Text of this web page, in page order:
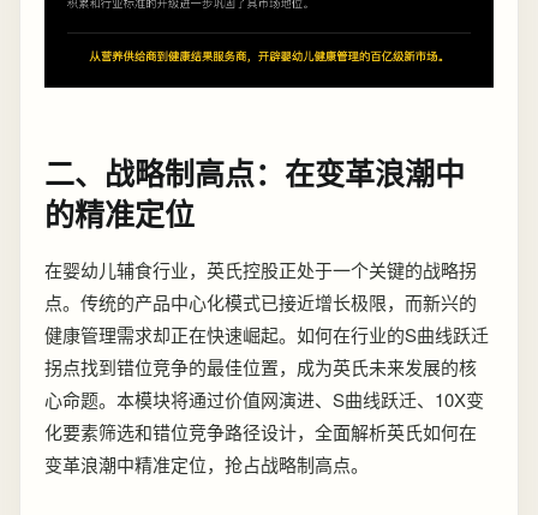
二、战略制高点：在变革浪潮中
的精准定位
在婴幼儿辅食行业，英氏控股正处于一个关键的战略拐
点。传统的产品中心化模式已接近增长极限，而新兴的
健康管理需求却正在快速崛起。如何在行业的S曲线跃迁
拐点找到错位竞争的最佳位置，成为英氏未来发展的核
心命题。本模块将通过价值网演进、S曲线跃迁、10X变
化要素筛选和错位竞争路径设计，全面解析英氏如何在
变革浪潮中精准定位，抢占战略制高点。